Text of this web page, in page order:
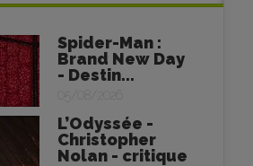
Spider-Man :
Brand New Day
- Destin...
05/08/2026
L’Odyssée -
Christopher
Nolan - critique